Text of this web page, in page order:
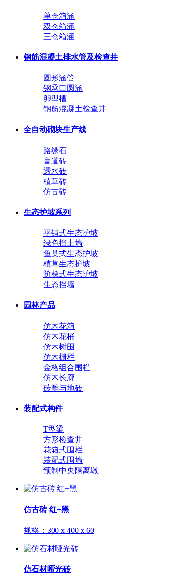
单仓箱涵
双仓箱涵
三仓箱涵
钢筋混凝土排水管及检查井
圆形涵管
钢承口圆涵
卵型槽
钢筋混凝土检查井
全自动砌块生产线
路缘石
盲道砖
透水砖
植草砖
仿古砖
生态护坡系列
平铺式生态护坡
绿色挡土墙
鱼巢式生态护坡
植草生态护坡
阶梯式生态护坡
生态挡墙
园林产品
仿木花箱
仿木花桶
仿木树围
仿木栅栏
金格组合围栏
仿木长廊
砖雕与地砖
装配式构件
T型梁
方形检查井
花箱式围栏
装配式围墙
预制中央隔离墩
仿古砖 红+黑
规格： 300 x 400 x 60
仿石材哑光砖